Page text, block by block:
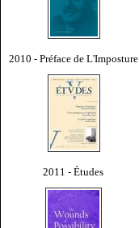
2010 - Préface de L'Imposture
2011 - Études